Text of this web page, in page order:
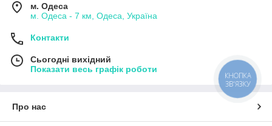
м. Одеса
м. Одеса - 7 км, Одеса, Україна
Контакти
Сьогодні вихідний
Показати весь графік роботи
Про нас
КНОПКА
ЗВ'ЯЗКУ